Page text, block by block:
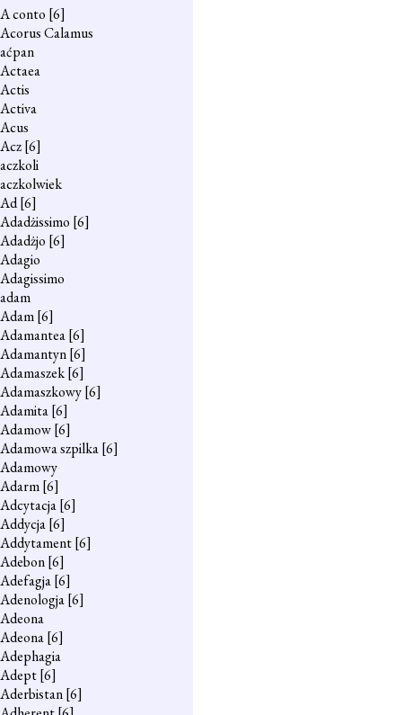
A conto [6]
Acorus Calamus
aćpan
Actaea
Actis
Activa
Acus
Acz[6]
aczkoli
aczkolwiek
Ad[6]
Adadżissimo [6]
Adadżjo [6]
Adagio
Adagissimo
adam
Adam[6]
Adamantea[6]
Adamantyn[6]
Adamaszek[6]
Adamaszkowy[6]
Adamita[6]
Adamow[6]
Adamowa szpilka[6]
Adamowy
Adarm[6]
Adcytacja[6]
Addycja[6]
Addytament[6]
Adebon[6]
Adefagja[6]
Adenologja[6]
Adeona
Adeona[6]
Adephagia
Adept[6]
Aderbistan[6]